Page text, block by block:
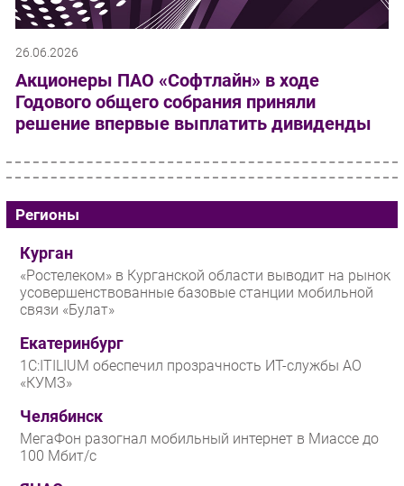
26.06.2026
Акционеры ПАО «Софтлайн» в ходе
Годового общего собрания приняли
решение впервые выплатить дивиденды
Регионы
Курган
«Ростелеком» в Курганской области выводит на рынок
усовершенствованные базовые станции мобильной
связи «Булат»
Екатеринбург
1С:ITILIUM обеспечил прозрачность ИТ-службы АО
«КУМЗ»
Челябинск
МегаФон разогнал мобильный интернет в Миассе до
100 Мбит/с